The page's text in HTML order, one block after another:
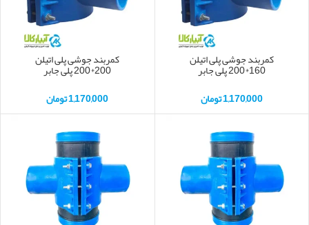
کمربند جوشی پلی اتیلن
160*200 پلی جابر
1,170,000تومان
کمربند جوشی پلی اتیلن
200*200 پلی جابر
1,170,000تومان